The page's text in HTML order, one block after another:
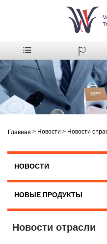
Главная > Новости > Новости
НОВОСТИ
НОВЫЕ ПРОДУКТЫ
Новости отрасли